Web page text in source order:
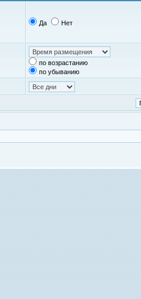
Да Нет
по возрастанию
по убыванию